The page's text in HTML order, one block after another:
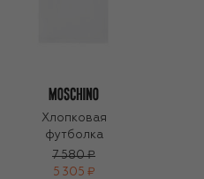
Хлопковая
футболка
7 580 ₽
5 305 ₽